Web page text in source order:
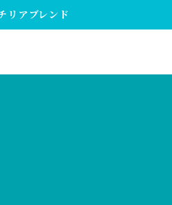
リアブレンド